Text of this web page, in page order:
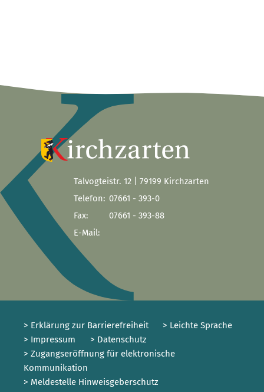
Talvogteistr. 12 | 79199 Kirchzarten
Telefon: 07661 - 393-0
Fax:
07661 - 393-88
E-Mail:
> Erklärung zur Barrierefreiheit
> Leichte Sprache
> Impressum
> Datenschutz
> Zugangseröffnung für elektronische
Kommunikation
> Meldestelle Hinweisgeberschutz